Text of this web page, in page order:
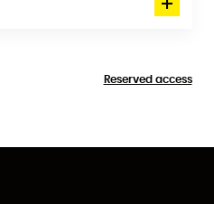
Reserved access